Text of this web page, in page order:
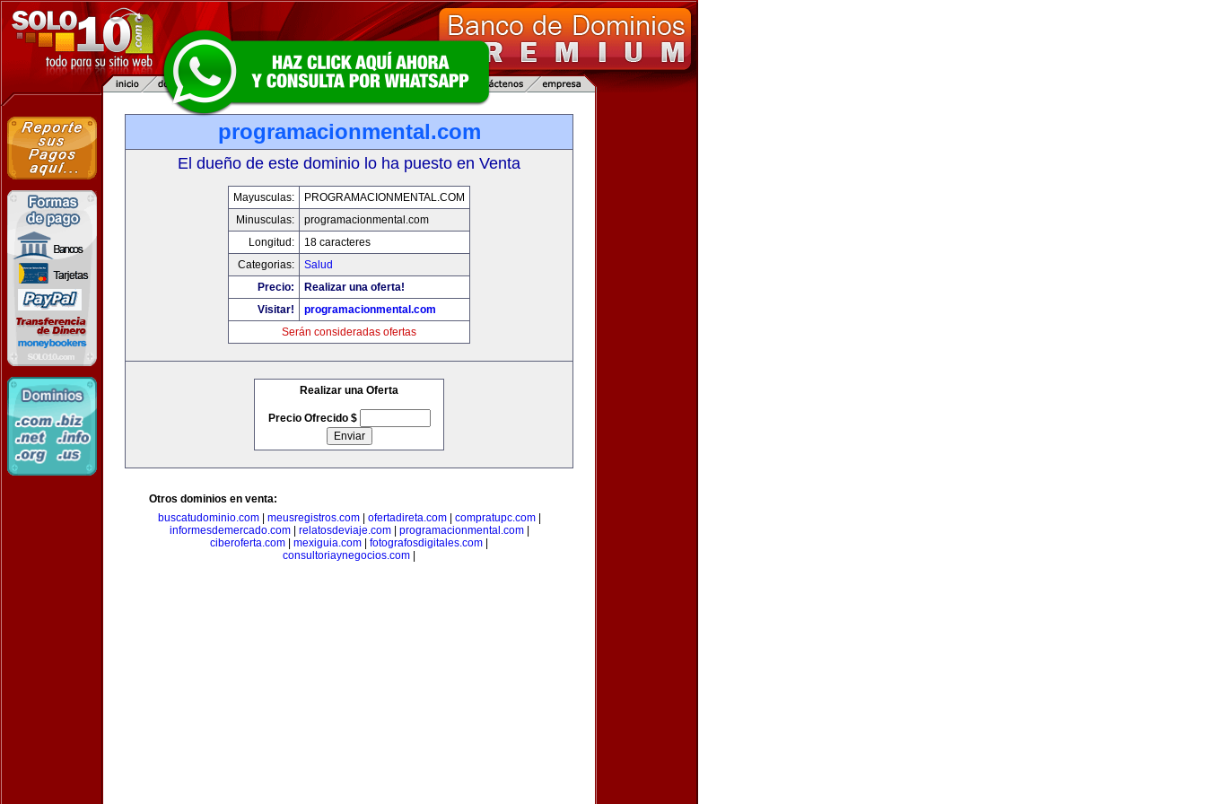
programacionmental.com
El dueño de este dominio lo ha puesto en Venta
Mayusculas:
PROGRAMACIONMENTAL.COM
Minusculas:
programacionmental.com
Longitud:
18 caracteres
Categorias:
Salud
Precio:
Realizar una oferta!
Visitar!
programacionmental.com
Serán consideradas ofertas
Realizar una Oferta
Precio Ofrecido $
Otros dominios en venta:
buscatudominio.com| meusregistros.com| ofertadireta.com| compratupc.com|
informesdemercado.com| relatosdeviaje.com| programacionmental.com|
ciberoferta.com
mexiguia.com fotografosdigitales.com
consultoriaynegocios.com